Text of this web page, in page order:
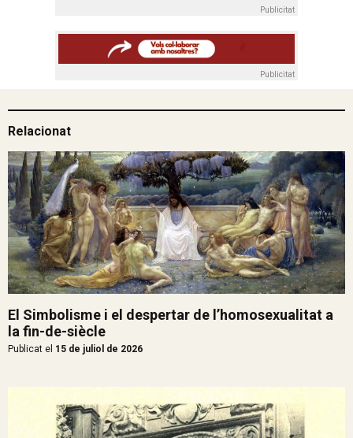
Publicitat
Publicitat
Relacionat
El Simbolisme i el despertar de l’homosexualitat a
la fin-de-siècle
Publicat el 15 de juliol de 2026